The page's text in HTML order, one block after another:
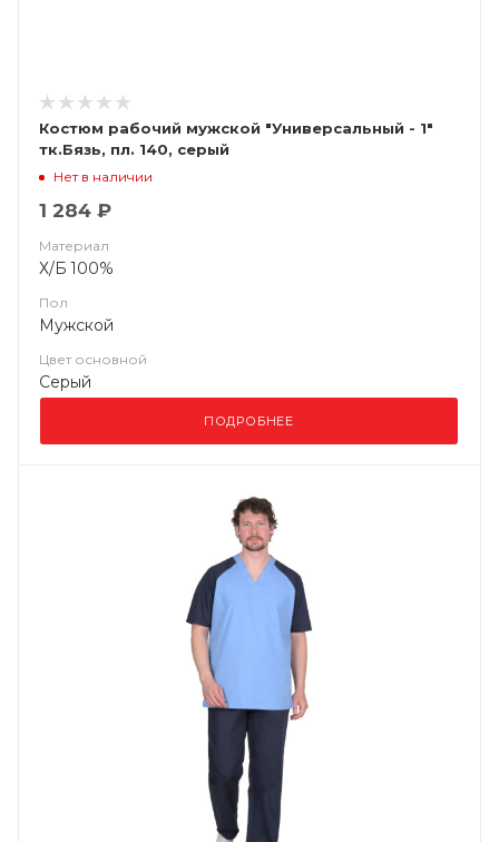
Костюм рабочий мужской "Универсальный - 1"
тк.Бязь, пл. 140, серый
Нет в наличии
1 284 ₽
Материал
Х/Б 100%
Пол
Мужской
Цвет основной
Серый
ПОДРОБНЕЕ